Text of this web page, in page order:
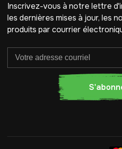
Inscrivez-vous à notre lettre
les dernières mises à jour, les
produits par courrier